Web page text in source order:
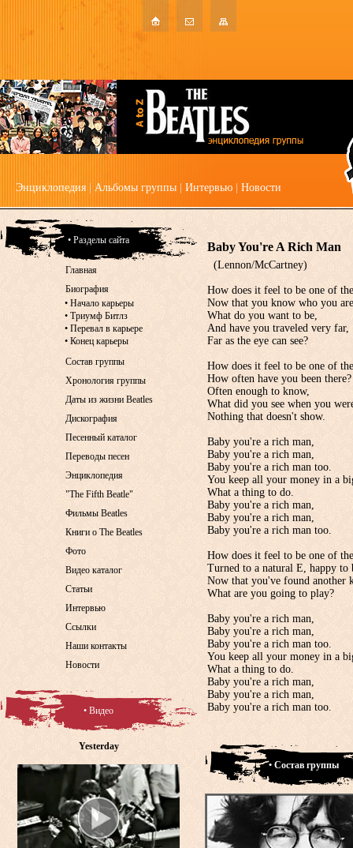
Энциклопедия Альбомы группы Интервью Новости
Baby You're A Rich Man
(Lennon/McCartney)
How does it feel to be one of
Now that you know who you
What do you want to be,
And have you traveled very far,
Far as the eye can see?
How does it feel to be one of
How often have you been there?
Often enough to know,
What did you see when you
Nothing that doesn't show.
Baby you're a rich man,
Baby you're a rich man,
Baby you're a rich man too.
You keep all your money in a
What a thing to do.
Baby you're a rich man,
Baby you're a rich man,
Baby you're a rich man too.
How does it feel to be one of
Turned to a natural E, happy to
Now that you've found another
What are you going to play?
Baby you're a rich man,
Baby you're a rich man,
Baby you're a rich man too.
You keep all your money in a
What a thing to do.
Baby you're a rich man,
Baby you're a rich man,
Baby you're a rich man too.
• Состав группы
• Разделы сайта
Главная
Биография
• Начало карьеры
• Триумф Битлз
• Перевал в карьере
• Конец карьеры
Состав группы
Хронология группы
Даты из жизни Beatles
Дискография
Песенный каталог
Переводы песен
Энциклопедия
"The Fifth Beatle"
Фильмы Beatles
Книги о The Beatles
Фото
Видео каталог
Статьи
Интервью
Ссылки
Наши контакты
Новости
• Видео
Yesterday